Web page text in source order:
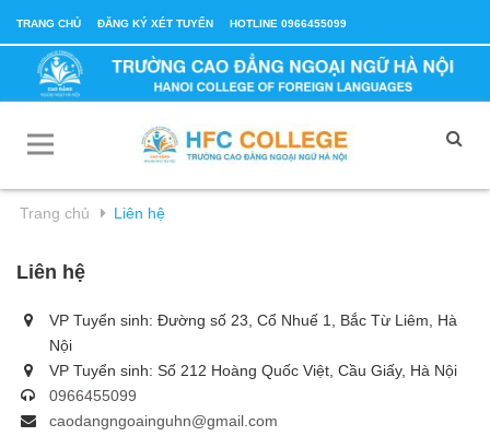
TRANG CHỦ ĐĂNG KÝ XÉT TUYỂN HOTLINE 0966455099
Trang chủ Liên hệ
Liên hệ
VP Tuyển sinh: Đường số 23, Cổ Nhuế 1, Bắc Từ Liêm, Hà
Nội
VP Tuyển sinh: Số 212 Hoàng Quốc Việt, Cầu Giấy, Hà Nội
0966455099
caodangngoainguhn@gmail.com